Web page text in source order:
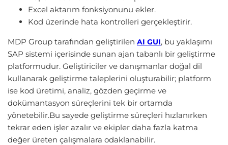
Excel aktarım fonksiyonunu ekler.
Kod üzerinde hata kontrolleri gerçekleştirir.
MDP Group tarafından geliştirilen AI GUI, bu yaklaşımı
SAP sistemi içerisinde sunan ajan tabanlı bir geliştirme
platformudur. Geliştiriciler ve danışmanlar doğal dil
kullanarak geliştirme taleplerini oluşturabilir; platform
ise kod üretimi, analiz, gözden geçirme ve
dokümantasyon süreçlerini tek bir ortamda
yönetebilir.Bu sayede geliştirme süreçleri hızlanırken
tekrar eden işler azalır ve ekipler daha fazla katma
değer üreten çalışmalara odaklanabilir.